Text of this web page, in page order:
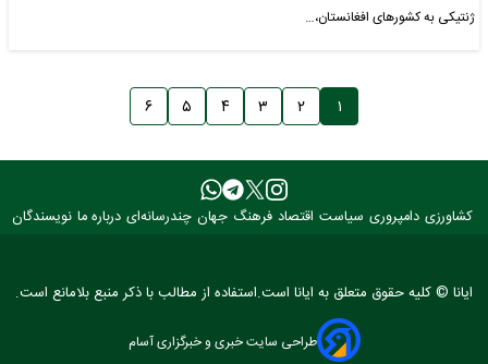
ژنتیکی به کشورهای افغانستان،…
۱ ۲ ۳ ۴ ۵ ۶
کشاورزی دامپروری سیاست اقتصاد فرهنگ جهان چندرسانه‌ای درباره ما نویسندگان
ایانا © کلیه حقوق متعلق به ایانا است.استفاده از مطالب با ذکر منبع بلامانع است.
طراحی سایت خبری و خبرگزاری آسام